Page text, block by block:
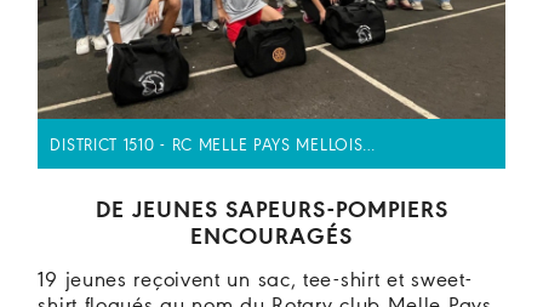
DISTRICT 1510 - RC MELLE PAYS MELLOIS…
DE JEUNES SAPEURS-POMPIERS
ENCOURAGÉS
19 jeunes reçoivent un sac, tee-shirt et sweet-